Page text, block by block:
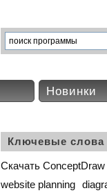
Новинки
Ключевые слова
Скачать
website planning